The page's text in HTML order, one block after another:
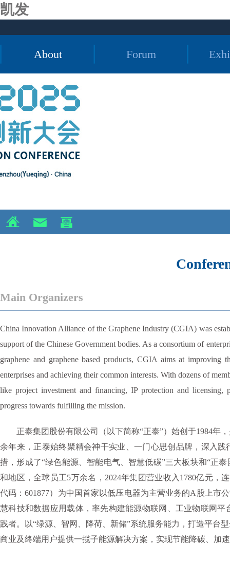
凯发
About Forum
Main Organizers
China Innovation Alliance of the Graphene Industry (CGIA) was
support of the Chinese Government bodies. As a consortium of
graphene and graphene based products, CGIA aims at
enterprises and achieving their common interests. With dozens of
like project investment and financing, IP protection and
progress towards fulfilling the mission.
正泰集团股份有限公司（以下简称“正泰”）始创于1984年
余年来，正泰始终聚精会神干实业、一门心思创品牌，深入
措，形成了“绿色能源、智能电气、智慧低碳”三大板块和“正
和地区，全球员工5万余名，2024年集团营业收入1780亿元，
代码：601877）为中国首家以低压电器为主营业务的A股上市
慧科技和数据应用载体，率先构建能源物联网、工业物联网
践者。以“绿源、智网、降荷、新储”系统服务能力，打造平台
商业及终端用户提供一揽子能源解决方案，实现节能降碳、加